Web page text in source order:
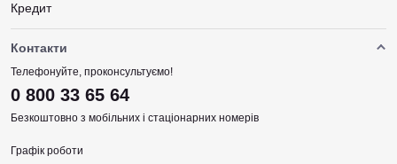
Кредит
Контакти
Телефонуйте, проконсультуємо!
0 800 33 65 64
Безкоштовно з мобільних і стаціонарних номерів
Графік роботи